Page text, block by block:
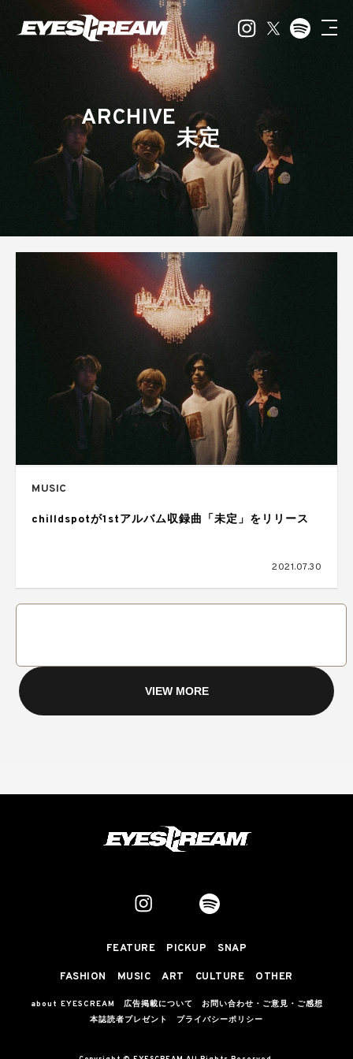
ARCHIVE
未定
MUSIC
chilldspotが1stアルバム収録曲「未定」をリリース
2021.07.30
VIEW MORE
FEATURE PICKUP SNAP
FASHION MUSIC ART CULTURE OTHER
about EYESCREAM 広告掲載について
お問い合わせ・ご意見・ご感想
本誌読者プレゼント
プライバシーポリシー